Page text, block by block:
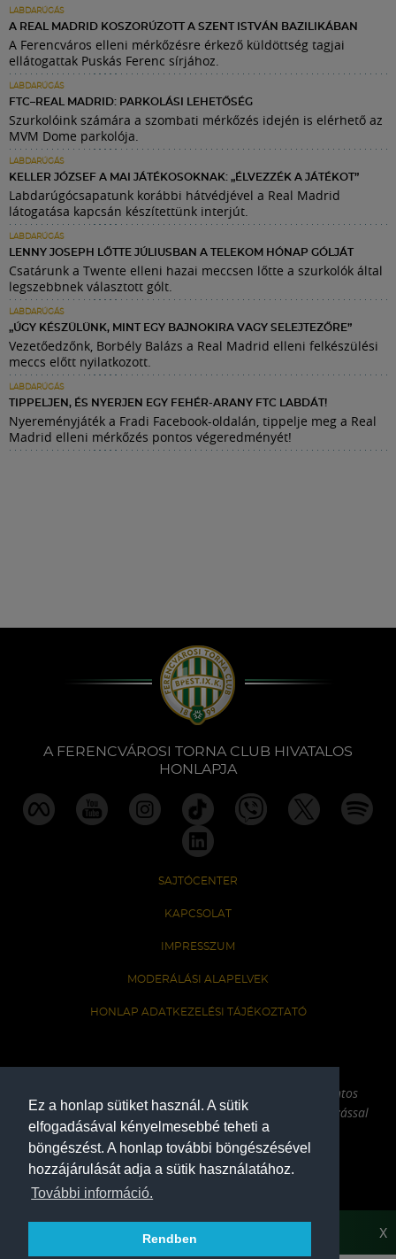
Ez a honlap sütiket használ. A sütik
elfogadásával kényelmesebbé teheti a
böngészést. A honlap további böngészésével
hozzájárulását adja a sütik használatához.
További információ.
Rendben
LABDARÚGÁS
A REAL MADRID KOSZORÚZOTT A SZENT ISTVÁN BAZILIKÁBAN
A Ferencváros elleni mérkőzésre érkező küldöttség tagjai
ellátogattak Puskás Ferenc sírjához.
LABDARÚGÁS
FTC–REAL MADRID: PARKOLÁSI LEHETŐSÉG
Szurkolóink számára a szombati mérkőzés idején is elérhető az
MVM Dome parkolója.
LABDARÚGÁS
KELLER JÓZSEF A MAI JÁTÉKOSOKNAK: „ÉLVEZZÉK A JÁTÉKOT”
Labdarúgócsapatunk korábbi hátvédjével a Real Madrid
látogatása kapcsán készítettünk interjút.
LABDARÚGÁS
LENNY JOSEPH LŐTTE JÚLIUSBAN A TELEKOM HÓNAP GÓLJÁT
Csatárunk a Twente elleni hazai meccsen lőtte a szurkolók által
legszebbnek választott gólt.
LABDARÚGÁS
„ÚGY KÉSZÜLÜNK, MINT EGY BAJNOKIRA VAGY SELEJTEZŐRE”
Vezetőedzőnk, Borbély Balázs a Real Madrid elleni felkészülési
meccs előtt nyilatkozott.
LABDARÚGÁS
TIPPELJEN, ÉS NYERJEN EGY FEHÉR-ARANY FTC LABDÁT!
Nyereményjáték a Fradi Facebook-oldalán, tippelje meg a Real
Madrid elleni mérkőzés pontos végeredményét!
A FERENCVÁROSI TORNA CLUB HIVATALOS
HONLAPJA
SAJTÓCENTER
KAPCSOLAT
IMPRESSZUM
MODERÁLÁSI ALAPELVEK
HONLAP ADATKEZELÉSI TÁJÉKOZTATÓ
Az oldalon található írott és képi anyagok csak a forrás pontos
megjelölésével, internetes felhasználás esetén aktív hivatkozással
használhatóak fel.
X